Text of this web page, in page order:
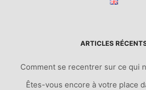
ARTICLES
Comment se recentrer sur ce qui
Êtes-vous encore à votre place